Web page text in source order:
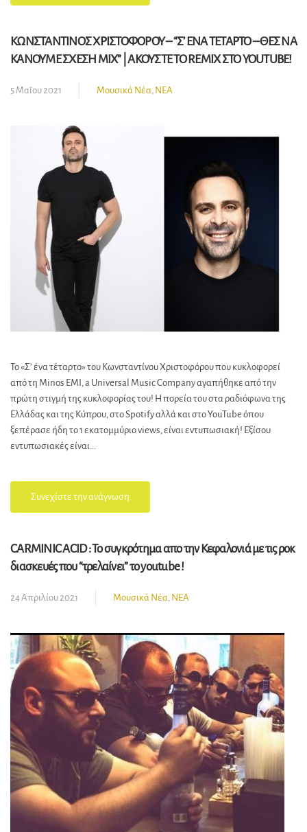
ΚΩΝΣΤΑΝΤΙΝΟΣ ΧΡΙΣΤΟΦΟΡΟΥ – “Σ’ ΕΝΑ ΤΕΤΑΡΤΟ – ΘΕΣ ΝΑ
ΚΑΝΟΥΜΕ ΣΧΕΣΗ MIX” | ΑΚΟΥΣΤΕ ΤΟ REMIX ΣΤΟ YOUTUBE!
5 Μαΐου 2021 Μουσικά Νέα, ΝΕΑ
Το «Σ’ ένα τέταρτο» του Κωνσταντίνου Χριστοφόρου που κυκλοφορεί
από τη Minos EMI, a Universal Music Company αγαπήθηκε από την
πρώτη στιγμή της κυκλοφορίας του! Η πορεία του στα ραδιόφωνα της
Ελλάδας και της Κύπρου, στο Spotify αλλά και στο YouTube όπου
ξεπέρασε ήδη το 1 εκατομμύριο views, είναι εντυπωσιακή! Εξίσου
εντυπωσιακές είναι...
Συνεχίστε την ανάγνωση
CARMINIC ACID : Το συγκρότημα απο την Κεφαλονιά με τις ροκ
διασκευές που “τρελαίνει” το youtube !
24 Απριλίου 2021 Μουσικά Νέα, ΝΕΑ